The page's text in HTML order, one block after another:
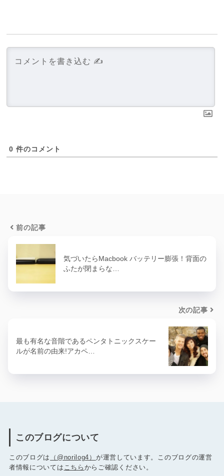
0 件のコメント
前の記事
気づいたらMacbook バッテリー膨張！背面の
ふたが閉まらな…
次の記事
最も有名な音階であるペンタトニックスケー
ルが名前の由来!アカペ…
このブログについて
このブログは （@norilog4） が運営しています。このブログの運営
者情報については こちら からご確認ください。